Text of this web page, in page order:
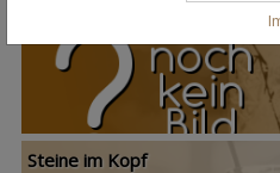
Steine im Kopf